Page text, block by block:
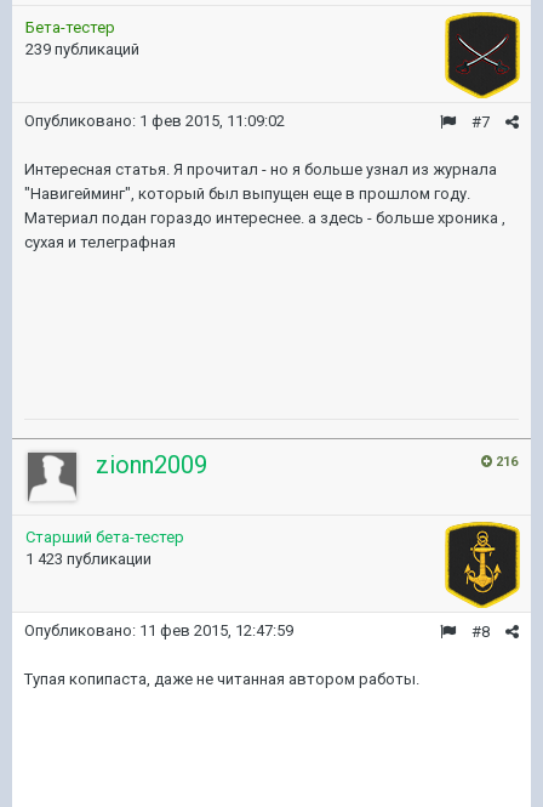
Бета-тестер
239 публикаций
#7
Опубликовано: 1 фев 2015, 11:09:02
Интересная статья. Я прочитал - но я больше узнал из журнала
"Навигейминг", который был выпущен еще в прошлом году.
Материал подан гораздо интереснее. а здесь - больше хроника ,
сухая и телеграфная
216
zionn2009
Старший бета-тестер
1 423 публикации
#8
Опубликовано: 11 фев 2015, 12:47:59
Тупая копипаста, даже не читанная автором работы.